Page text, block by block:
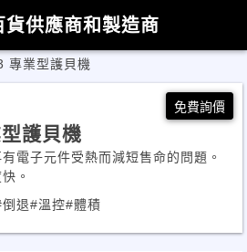
貨供應商和製造商
專業型護貝機
免費詢價
護貝機
電子元件受熱而減短售命的問題。
。
退#溫控#體積